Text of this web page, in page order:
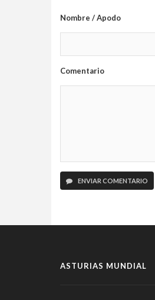
Nombre / Apodo
Comentario
ENVIAR COMENTARIO
ASTURIAS MUNDIAL